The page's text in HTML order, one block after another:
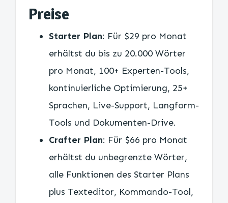
Preise
Starter Plan: Für $29 pro Monat
erhältst du bis zu 20.000 Wörter
pro Monat, 100+ Experten-Tools,
kontinuierliche Optimierung, 25+
Sprachen, Live-Support, Langform-
Tools und Dokumenten-Drive.
Crafter Plan: Für $66 pro Monat
erhältst du unbegrenzte Wörter,
alle Funktionen des Starter Plans
plus Texteditor, Kommando-Tool,